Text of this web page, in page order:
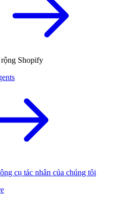
Shopify
cụ tác nhân của chúng tôi